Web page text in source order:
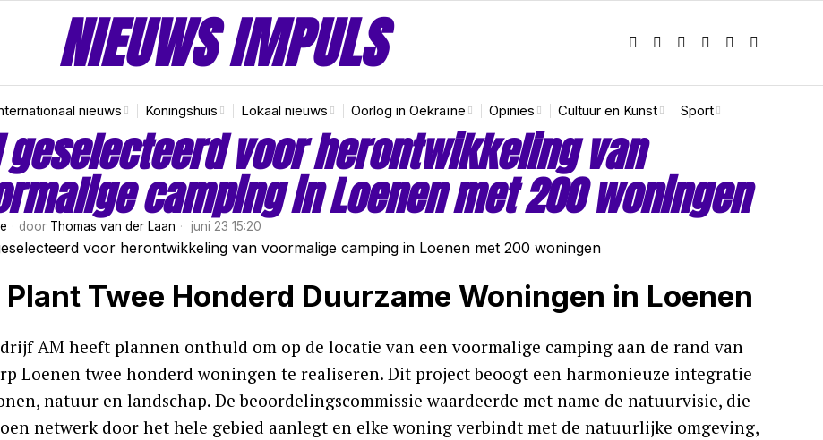
NIEUWS IMPULS
nieuws Koningshuis Lokaal nieuws Oorlog in Oekraïne Opinies Cultuur en Kunst Sport
geselecteerd voor herontwikkeling van
camping in Loenen met 200 woningen
door Thomas van der Laan juni 23 15:20
Twee Honderd Duurzame Woningen in Loenen
AM heeft plannen onthuld om op de locatie van een voormalige camping aan de rand van
Loenen twee honderd woningen te realiseren. Dit project beoogt een harmonieuze integratie
natuur en landschap. De beoordelingscommissie waardeerde met name de natuurvisie, die
netwerk door het hele gebied aanlegt en elke woning verbindt met de natuurlijke omgeving,